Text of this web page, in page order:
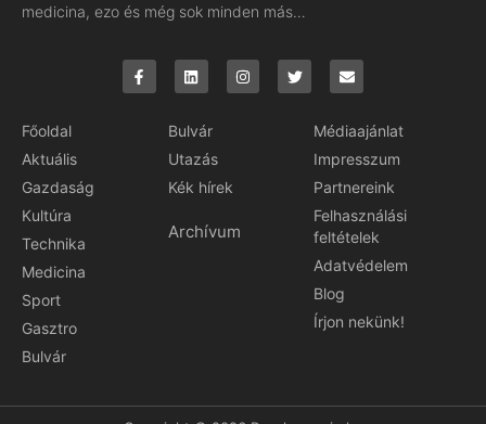
medicina, ezo és még sok minden más…
Főoldal
Aktuális
Gazdaság
Kultúra
Technika
Medicina
Sport
Gasztro
Bulvár
Bulvár
Utazás
Kék hírek
Archívum
Médiaajánlat
Impresszum
Partnereink
Felhasználási
feltételek
Adatvédelem
Blog
Írjon nekünk!